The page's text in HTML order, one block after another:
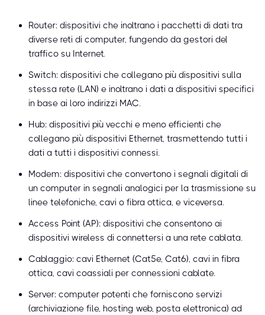
Router: dispositivi che inoltrano i pacchetti di dati tra
diverse reti di computer, fungendo da gestori del
traffico su Internet.
Switch: dispositivi che collegano più dispositivi sulla
stessa rete (LAN) e inoltrano i dati a dispositivi specifici
in base ai loro indirizzi MAC.
Hub: dispositivi più vecchi e meno efficienti che
collegano più dispositivi Ethernet, trasmettendo tutti i
dati a tutti i dispositivi connessi.
Modem: dispositivi che convertono i segnali digitali di
un computer in segnali analogici per la trasmissione su
linee telefoniche, cavi o fibra ottica, e viceversa.
Access Point (AP): dispositivi che consentono ai
dispositivi wireless di connettersi a una rete cablata.
Cablaggio: cavi Ethernet (Cat5e, Cat6), cavi in fibra
ottica, cavi coassiali per connessioni cablate.
Server: computer potenti che forniscono servizi
(archiviazione file, hosting web, posta elettronica) ad